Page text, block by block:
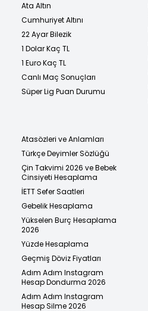
Ata Altın
Cumhuriyet Altını
22 Ayar Bilezik
1 Dolar Kaç TL
1 Euro Kaç TL
Canlı Maç Sonuçları
Süper Lig Puan Durumu
Atasözleri ve Anlamları
Türkçe Deyimler Sözlüğü
Çin Takvimi 2026 ve Bebek
Cinsiyeti Hesaplama
İETT Sefer Saatleri
Gebelik Hesaplama
Yükselen Burç Hesaplama
2026
Yüzde Hesaplama
Geçmiş Döviz Fiyatları
Adım Adım Instagram
Hesap Dondurma 2026
Adım Adım Instagram
Hesap Silme 2026